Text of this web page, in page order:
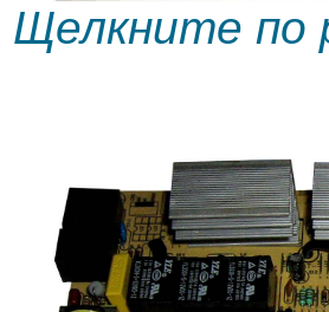
Щелкните по